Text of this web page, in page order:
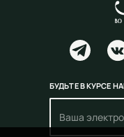
БУДЬТЕ В КУРСЕ